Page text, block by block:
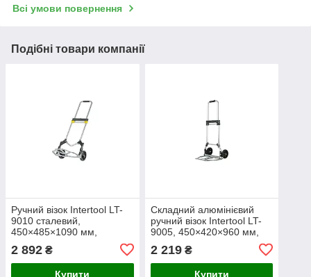
Всі умови повернення
Подібні товари компанії
Ручний візок Intertool LT-
9010 сталевий,
450×485×1090 мм,
вантажопідйомність 80 кг,
колеса 170 мм
2 892 ₴
Купити
Складний алюмінієвий
ручний візок Intertool LT-
9005, 450×420×960 мм,
вантажопідйомність 60 кг,
колеса Ø150 мм
2 219₴
Купити